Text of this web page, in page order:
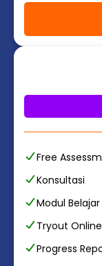
Free
Konsultasi
Modul Belajar
Tryout Online
Progress